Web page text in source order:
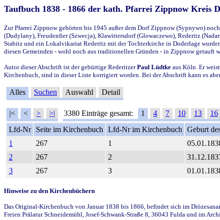
Taufbuch 1838 - 1866 der kath. Pfarrei Zippnow Kreis
Zur Pfarrei Zippnow gehörten bis 1945 außer dem Dorf Zippnow (Sypnywo)
(Dudylany), Freudenfier (Szwecja), Klawittersdorf (Glowaczewo), Rederitz
Stabitz und ein Lokalvikariat Rederitz mit der Tochterkirche in Doderlage
diesen Gemeinden - wohl noch aus traditionellen Gründen - in Zippnow getauft
Autor dieser Abschrift ist der gebürtige RederitzerPaul Lüdtke aus Köln. Er
Kirchenbuch, sind in dieser Liste korrigiert worden. Bei der Abschrift kann es
Alles Suchen Auswahl Detail
|< < > >| 3380 Einträge gesamt: 1 4 7 10 13
16
Lfd-Nr
Seite im Kirchenbuch Lfd-Nr im Kirchenbuch
Geburt
1
267 1
2
267 2
3
267 3
Hinweise zu den Kirchenbüchern
Das Original-Kirchenbuch von Januar 1838 bis 1866, befindet sich im
Freien Prälatur Schneidemühl, Josef-Schwank-Straße 8, 36043 Fulda und im